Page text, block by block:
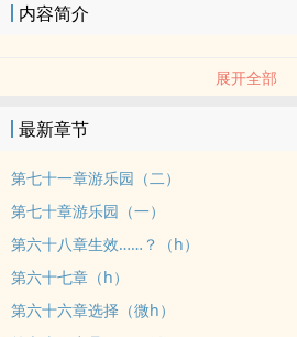
内容简介
展开全部
最新章节
第七十一章游乐园（二）
第七十章游乐园（一）
第六十八章生效……？（h）
第六十七章（h）
第六十六章选择（微h）